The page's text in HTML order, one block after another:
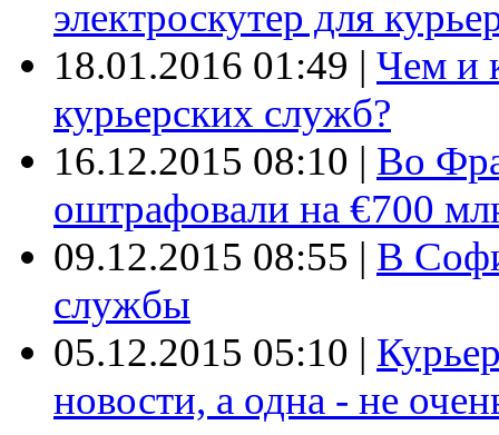
электроскутер для
18.01.2016 01:49 | Чем и
курьерских служб?
16.12.2015 08:10 | Во
оштрафовали на €700
09.12.2015 08:55 | В
службы
05.12.2015 05:10 |
новости, а одна - не